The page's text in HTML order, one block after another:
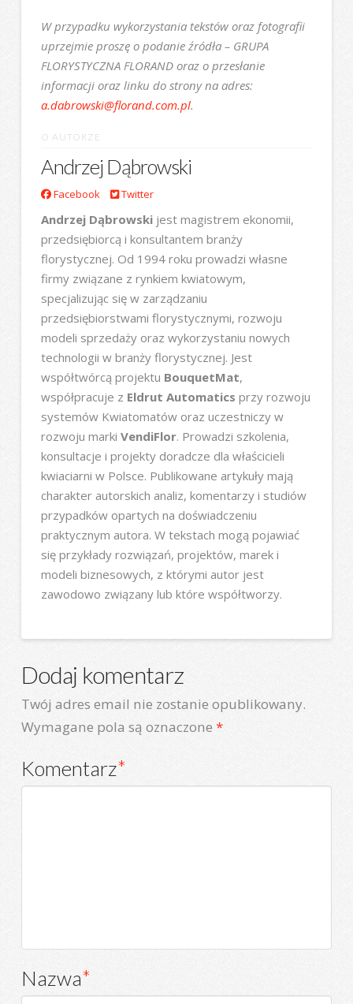
W przypadku wykorzystania tekstów oraz fotografii
uprzejmie proszę o podanie źródła – GRUPA
FLORYSTYCZNA FLORAND oraz o przesłanie
informacji oraz linku do strony na adres:
a.dabrowski@florand.com.pl.
O AUTORZE
Andrzej Dąbrowski
Facebook Twitter
Andrzej Dąbrowskijest magistrem ekonomii,
przedsiębiorcą i konsultantem branży
florystycznej. Od 1994 roku prowadzi własne
firmy związane z rynkiem kwiatowym,
specjalizując się w zarządzaniu
przedsiębiorstwami florystycznymi, rozwoju
modeli sprzedaży oraz wykorzystaniu nowych
technologii w branży florystycznej. Jest
współtwórcą projektu BouquetMat,
współpracuje z Eldrut Automatics przy rozwoju
systemów Kwiatomatów oraz uczestniczy w
rozwoju marki VendiFlor. Prowadzi szkolenia,
konsultacje i projekty doradcze dla właścicieli
kwiaciarni w Polsce. Publikowane artykuły mają
charakter autorskich analiz, komentarzy i studiów
przypadków opartych na doświadczeniu
praktycznym autora. W tekstach mogą pojawiać
się przykłady rozwiązań, projektów, marek i
modeli biznesowych, z którymi autor jest
zawodowo związany lub które współtworzy.
Dodaj komentarz
Twój adres email nie zostanie opublikowany.
Wymagane pola są oznaczone *
Komentarz*
Nazwa*